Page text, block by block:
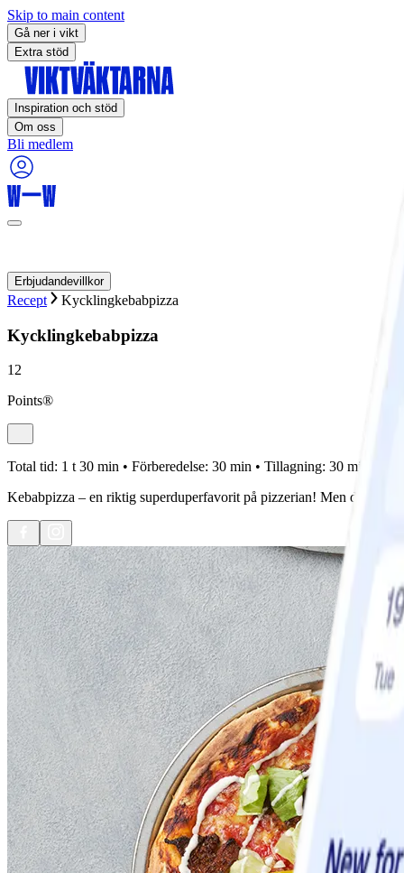
Skip to main content
Gå ner i vikt
Extra stöd
Inspiration och stöd
Om oss
Bli medlem
Erbjudandevillkor
Recept Kycklingkebabpizza
Kycklingkebabpizza
12
Points®
Total tid: 1 t 30 min • Förberedelse: 30 min • Tillagning: 30 min •
Kebabpizza – en riktig superduperfavorit på pizzerian! Men det